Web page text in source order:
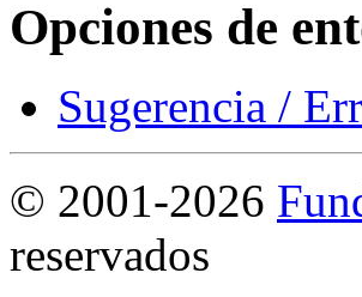
Opciones de
Sugerencia /
© 2001-2026
reservados